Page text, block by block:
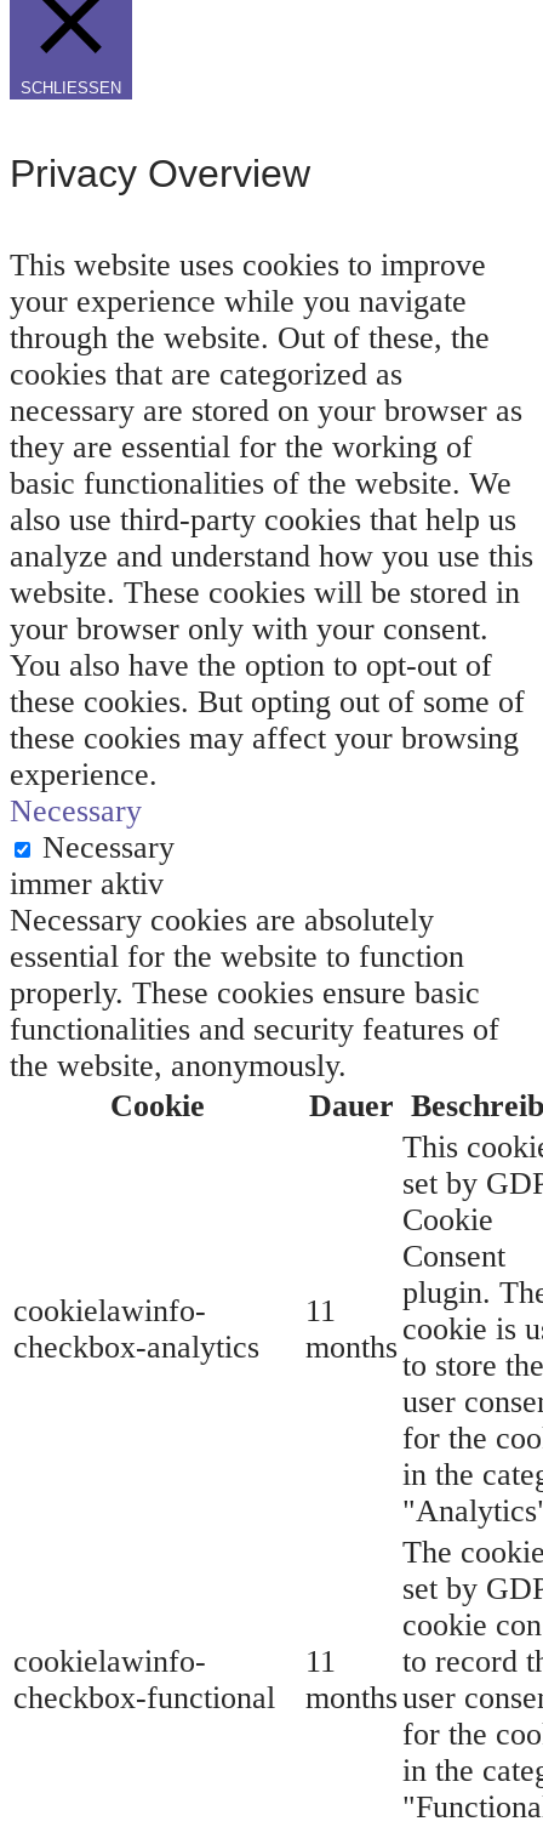
SCHLIESSEN
Privacy Overview
This website uses cookies to improve
your experience while you navigate
through the website. Out of these, the
cookies that are categorized as
necessary are stored on your browser as
they are essential for the working of
basic functionalities of the website. We
also use third-party cookies that help us
analyze and understand how you use this
website. These cookies will be stored in
your browser only with your consent.
You also have the option to opt-out of
these cookies. But opting out of some of
these cookies may affect your browsing
experience.
Necessary
Necessary
immer aktiv
Necessary cookies are absolutely
essential for the website to function
properly. These cookies ensure basic
functionalities and security features of
the website, anonymously.
Cookie
Dauer
cookielawinfo-
checkbox-analytics
11
months
This
set by
Cookie
Consent
plugin.
cookie is
to store the
user
for the
in the
cookielawinfo-
checkbox-functional
11
months
The
set by
cookie
to record
user
for the
in the